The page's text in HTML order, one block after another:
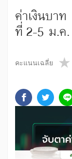
ค่าเงินบา
ที่ 2-5 ม.ค.
คะแนนเฉลี่ย